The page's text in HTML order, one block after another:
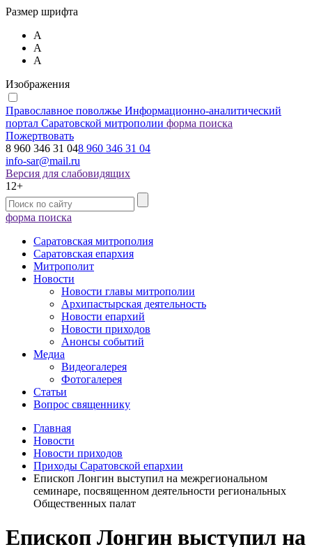
Размер шрифта
А
А
А
Изображения
Православное поволжье Информационно-аналитический
портал Саратовской митрополии форма поиска
Пожертвовать
8 960 346 31 048 960 346 31 04
info-sar@mail.ru
Версия для слабовидящих
12+
форма поиска
Саратовская митрополия
Саратовская епархия
Митрополит
Новости
Новости главы митрополии
Архипастырская деятельность
Новости епархий
Новости приходов
Анонсы событий
Медиа
Видеогалерея
Фотогалерея
Статьи
Вопрос священнику
Главная
Новости
Новости приходов
Приходы Саратовской епархии
Епископ Лонгин выступил на межрегиональном
семинаре, посвященном деятельности региональных
Общественных палат
Епископ Лонгин выступил на